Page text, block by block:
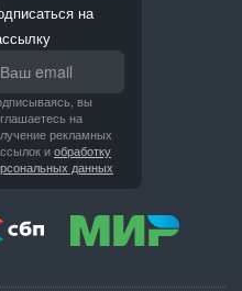
на
вы
на
рекламных
иобработку
данных